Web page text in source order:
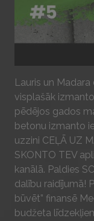
Play
Lauris un
visplašāk
pēdējos gados
betonu izmanto
uzzini CEĻĀ UZ
SKONTO TEV
kanālā. Paldies
dalību raidījumā!
būvēt” finansē
budžeta